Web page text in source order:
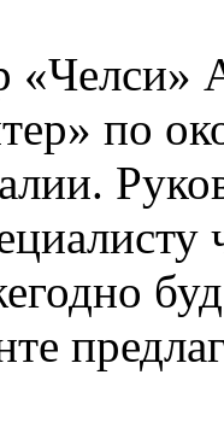
«Челси»
по